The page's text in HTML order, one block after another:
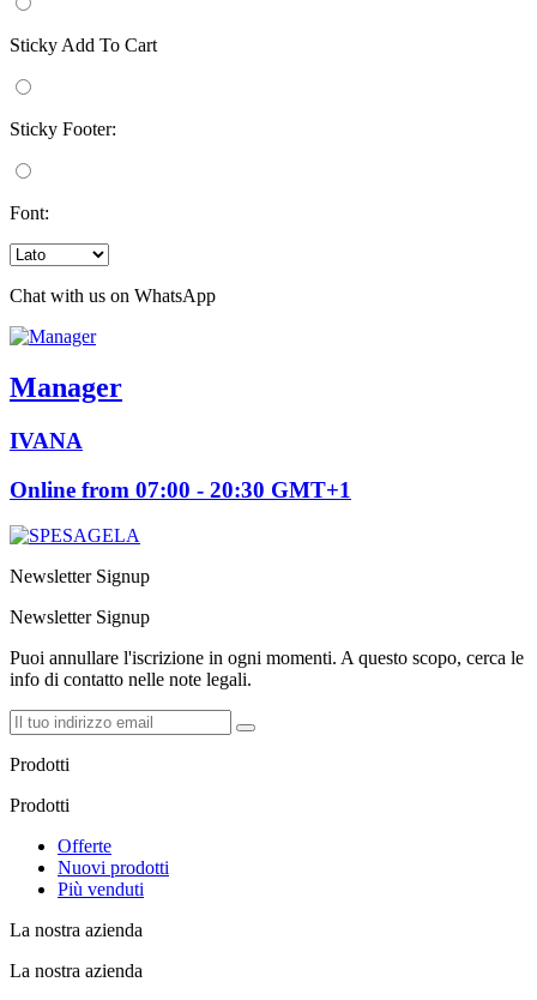
Sticky Add To Cart
Sticky Footer:
Font:
Chat with us on WhatsApp
Manager
IVANA
Online from 07:00 - 20:30 GMT+1
Newsletter Signup
Newsletter Signup
Puoi annullare l'iscrizione in ogni momenti. A questo scopo, cerca le
info di contatto nelle note legali.
Prodotti
Prodotti
Offerte
Nuovi prodotti
Più venduti
La nostra azienda
La nostra azienda